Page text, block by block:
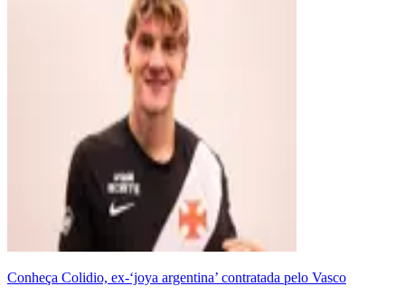
Conheça Colidio, ex-‘joya argentina’ contratada pelo Vasco